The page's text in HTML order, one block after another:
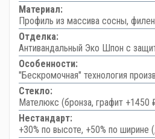
Материал:
Профиль из массива сосны,
Отделка:
Антивандальный Эко Шпон с
Особенности:
"Бескромочная" технология
Стекло:
Мателюкс (бронза, графит +1450
Нестандарт:
+30% по высоте, +50% по